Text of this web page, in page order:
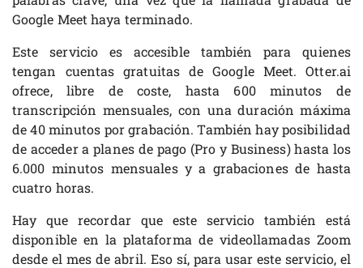
Google Meet haya terminado.
Este servicio es accesible también para quienes
tengan cuentas gratuitas de Google Meet. Otter.ai
ofrece, libre de coste, hasta 600 minutos de
transcripción mensuales, con una duración máxima
de 40 minutos por grabación. También hay posibilidad
de acceder a planes de pago (Pro y Business) hasta los
6.000 minutos mensuales y a grabaciones de hasta
cuatro horas.
Hay que recordar que este servicio también está
disponible en la plataforma de videollamadas Zoom
desde el mes de abril. Eso sí, para usar este servicio, el